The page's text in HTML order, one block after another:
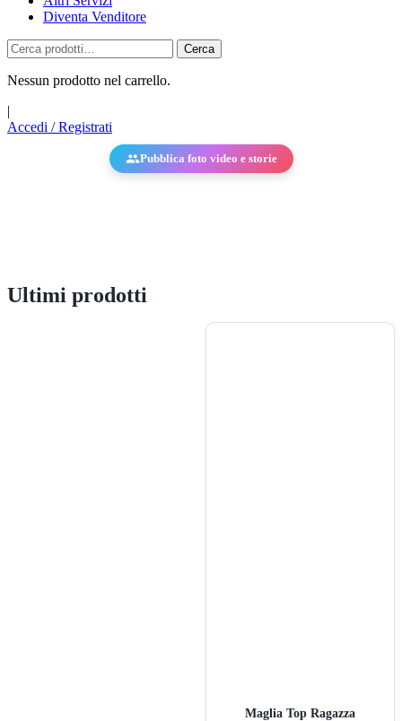
Diventa Venditore
Cerca
Nessun prodotto nel carrello.
|
Accedi / Registrati
Pubblica foto video e storie
Ultimi prodotti
Maglia Top Ragazza